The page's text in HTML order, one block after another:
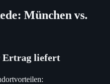
München vs.
Ertrag liefert